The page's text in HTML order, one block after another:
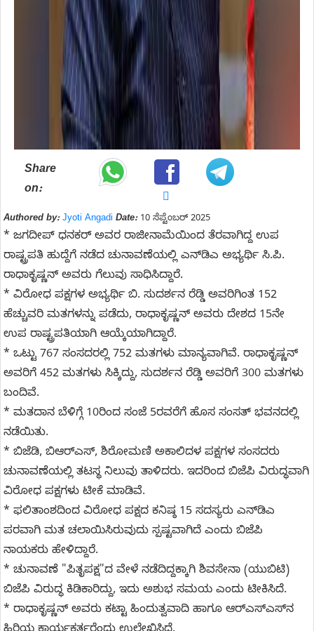
Share
on:
Authored by: Jyoti Angadi Date:10 ಸೆಪ್ಟೆಂಬರ್ 2025
* ಜಗದೀಪ್‌ ಧನಕರ್‌ ಅವರ ರಾಜೀನಾಮೆಯಿಂದ ತೆರವಾಗಿದ್ದ ಉಪ
ರಾಷ್ಟ್ರಪತಿ ಹುದ್ದೆಗೆ ನಡೆದ ಚುನಾವಣೆಯಲ್ಲಿ ಎನ್‌ಡಿಎ ಅಭ್ಯರ್ಥಿ ಸಿ.ಪಿ.
ರಾಧಾಕೃಷ್ಣನ್‌ ಅವರು ಗೆಲುವು ಸಾಧಿಸಿದ್ದಾರೆ.
* ವಿರೋಧ ಪಕ್ಷಗಳ ಅಭ್ಯರ್ಥಿ ಬಿ. ಸುದರ್ಶನ ರೆಡ್ಡಿ ಅವರಿಗಿಂತ 152
ಹೆಚ್ಚುವರಿ ಮತಗಳನ್ನು ಪಡೆದು, ರಾಧಾಕೃಷ್ಣನ್‌ ಅವರು ದೇಶದ 15ನೇ
ಉಪ ರಾಷ್ಟ್ರಪತಿಯಾಗಿ ಆಯ್ಕೆಯಾಗಿದ್ದಾರೆ.
* ಒಟ್ಟು 767 ಸಂಸದರಲ್ಲಿ 752 ಮತಗಳು ಮಾನ್ಯವಾಗಿವೆ. ರಾಧಾಕೃಷ್ಣನ್‌
ಅವರಿಗೆ 452 ಮತಗಳು ಸಿಕ್ಕಿದ್ದು, ಸುದರ್ಶನ ರೆಡ್ಡಿ ಅವರಿಗೆ 300 ಮತಗಳು
ಬಂದಿವೆ.
* ಮತದಾನ ಬೆಳಿಗ್ಗೆ 10ರಿಂದ ಸಂಜೆ 5ರವರೆಗೆ ಹೊಸ ಸಂಸತ್‌ ಭವನದಲ್ಲಿ
ನಡೆಯಿತು.
* ಬಿಜೆಡಿ, ಬಿಆರ್‌ಎಸ್‌, ಶಿರೋಮಣಿ ಅಕಾಲಿದಳ ಪಕ್ಷಗಳ ಸಂಸದರು
ಚುನಾವಣೆಯಲ್ಲಿ ತಟಸ್ಥ ನಿಲುವು ತಾಳಿದರು. ಇದರಿಂದ ಬಿಜೆಪಿ ವಿರುದ್ಧವಾಗಿ
ವಿರೋಧ ಪಕ್ಷಗಳು ಟೀಕೆ ಮಾಡಿವೆ.
* ಫಲಿತಾಂಶದಿಂದ ವಿರೋಧ ಪಕ್ಷದ ಕನಿಷ್ಠ 15 ಸದಸ್ಯರು ಎನ್‌ಡಿಎ
ಪರವಾಗಿ ಮತ ಚಲಾಯಿಸಿರುವುದು ಸ್ಪಷ್ಟವಾಗಿದೆ ಎಂದು ಬಿಜೆಪಿ
ನಾಯಕರು ಹೇಳಿದ್ದಾರೆ.
* ಚುನಾವಣೆ "ಪಿತೃಪಕ್ಷ"ದ ವೇಳೆ ನಡೆದಿದ್ದಕ್ಕಾಗಿ ಶಿವಸೇನಾ (ಯುಬಿಟಿ)
ಬಿಜೆಪಿ ವಿರುದ್ಧ ಕಿಡಿಕಾರಿದ್ದು, ಇದು ಅಶುಭ ಸಮಯ ಎಂದು ಟೀಕಿಸಿದೆ.
* ರಾಧಾಕೃಷ್ಣನ್‌ ಅವರು ಕಟ್ಟಾ ಹಿಂದುತ್ವವಾದಿ ಹಾಗೂ ಆರ್‌ಎಸ್‌ಎಸ್‌ನ